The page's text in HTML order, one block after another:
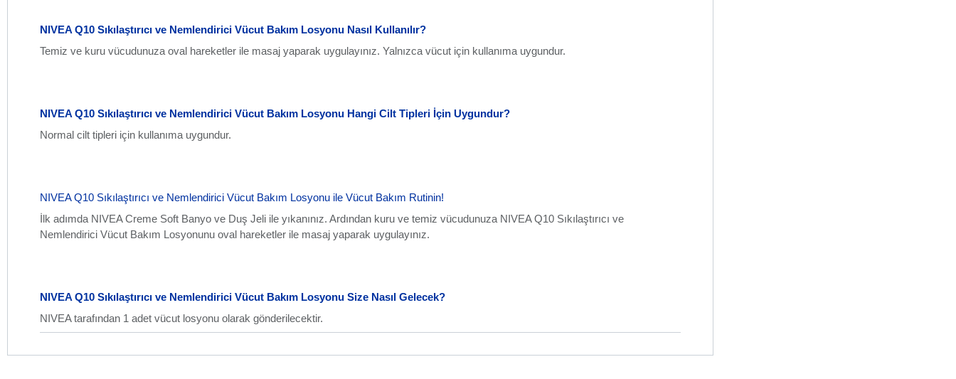
NIVEA Q10 Sıkılaştırıcı ve Nemlendirici Vücut Bakım Losyonu Nasıl Kullanılır?
Temiz ve kuru vücudunuza oval hareketler ile masaj yaparak uygulayınız. Yalnızca vücut için kullanıma uygundur.
NIVEA Q10 Sıkılaştırıcı ve Nemlendirici Vücut Bakım Losyonu Hangi Cilt Tipleri İçin Uygundur?
Normal cilt tipleri için kullanıma uygundur.
NIVEA Q10 Sıkılaştırıcı ve Nemlendirici Vücut Bakım Losyonu ile Vücut Bakım Rutinin!
İlk adımda NIVEA Creme Soft Banyo ve Duş Jeli ile yıkanınız. Ardından kuru ve temiz vücudunuza NIVEA Q10 Sıkılaştırıcı ve
Nemlendirici Vücut Bakım Losyonunu oval hareketler ile masaj yaparak uygulayınız.
NIVEA Q10 Sıkılaştırıcı ve Nemlendirici Vücut Bakım Losyonu Size Nasıl Gelecek?
NIVEA tarafından 1 adet vücut losyonu olarak gönderilecektir.